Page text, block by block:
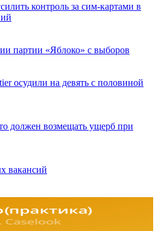
контроль за сим-картами в
партии «Яблоко» с выборов
осудили на девять с половиной
должен возмещать ущерб при
вакансий